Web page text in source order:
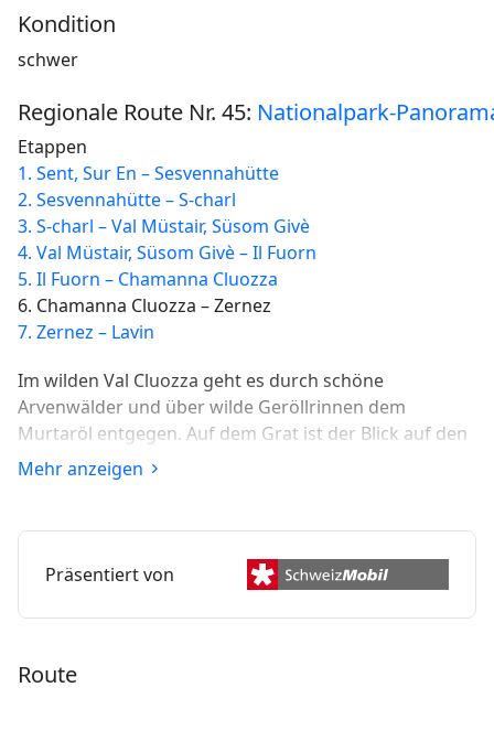
Kondition
schwer
Regionale Route Nr. 45: Nationalpark-
Etappen
1. Sent, Sur En – Sesvennahütte
2. Sesvennahütte – S-charl
3. S-charl – Val Müstair, Süsom Givè
4. Val Müstair, Süsom Givè – Il Fuorn
5. Il Fuorn – Chamanna Cluozza
6. Chamanna Cluozza – Zernez
7. Zernez – Lavin
Im wilden Val Cluozza geht es durch schöne
Arvenwälder und über wilde Geröllrinnen dem
Murtaröl entgegen. Auf dem Grat ist der Blick auf den
Piz Terza im Osten und die Gletscherspalten und
Gipfel des Nationalparks im Süden wunderbar. An den
unterwegs.
Mehr anzeigen
Präsentiert von
Route